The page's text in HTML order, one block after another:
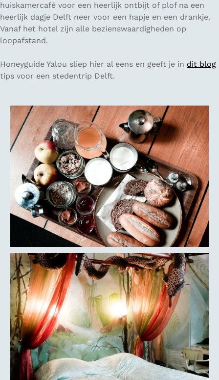
huiskamercafé voor een heerlijk ontbijt of plof na een
heerlijk dagje Delft neer voor een hapje en een drankje.
Vanaf het hotel zijn alle bezienswaardigheden op
loopafstand.
Honeyguide Yalou sliep hier al eens en geeft je in dit blog
tips voor een stedentrip Delft.